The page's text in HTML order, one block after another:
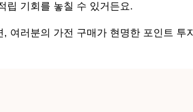
립 기회를 놓칠 수 있거든요.
, 여러분의 가전 구매가 현명한 포인트 투